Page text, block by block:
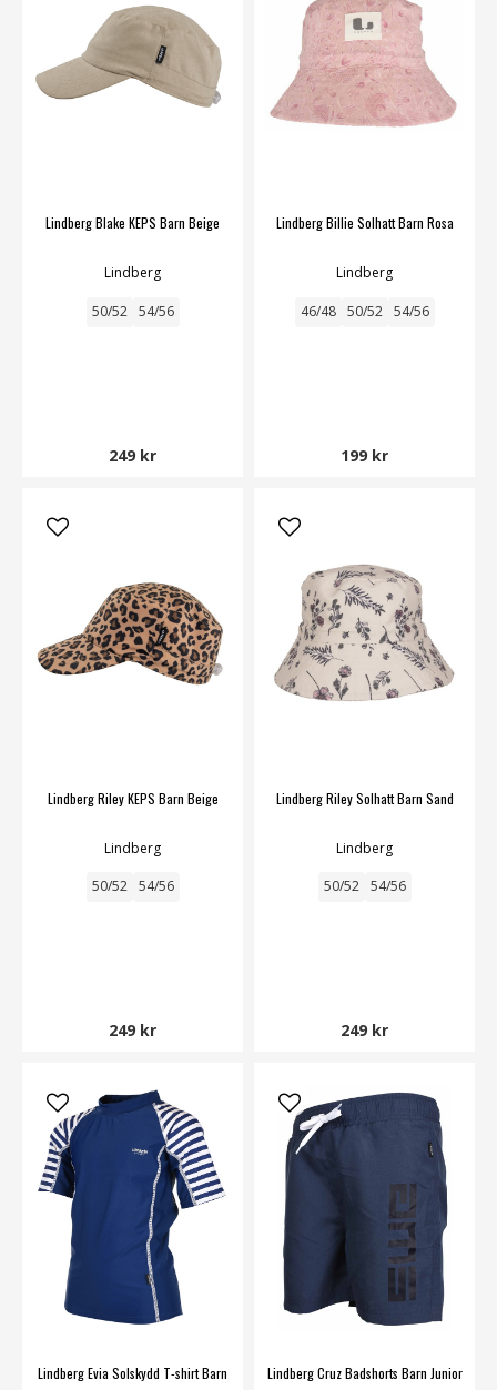
Lindberg Blake KEPS Barn Beige
Lindberg
50/52 54/56
249 kr
Lindberg Billie Solhatt Barn Rosa
Lindberg
46/48 50/52 54/56
199 kr
Lindberg Riley KEPS Barn Beige
Lindberg
50/52 54/56
249 kr
Lindberg Riley Solhatt Barn Sand
Lindberg
50/52 54/56
249 kr
Lindberg Evia Solskydd T-shirt Barn
Lindberg Cruz Badshorts Barn Junior